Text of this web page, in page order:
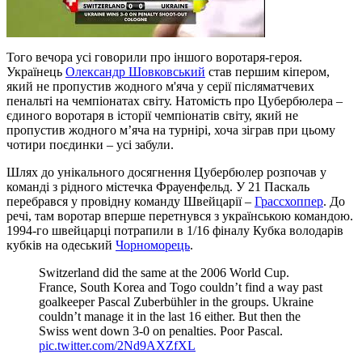
Того вечора усі говорили про іншого воротаря-героя.
Українець Олександр Шовковський став першим кіпером,
який не пропустив жодного м'яча у серії післяматчевих
пенальті на чемпіонатах світу. Натомість про Цубербюлера –
єдиного воротаря в історії чемпіонатів світу, який не
пропустив жодного м’яча на турнірі, хоча зіграв при цьому
чотири поєдинки – усі забули.
Шлях до унікального досягнення Цубербюлер розпочав у
команді з рідного містечка Фрауенфельд. У 21 Паскаль
перебрався у провідну команду Швейцарії – Грассхоппер. До
речі, там воротар вперше перетнувся з українською командою.
1994-го швейцарці потрапили в 1/16 фіналу Кубка володарів
кубків на одеський Чорноморець.
Switzerland did the same at the 2006 World Cup.
France, South Korea and Togo couldn’t find a way past
goalkeeper Pascal Zuberbühler in the groups. Ukraine
couldn’t manage it in the last 16 either. But then the
Swiss went down 3-0 on penalties. Poor Pascal.
pic.twitter.com/2Nd9AXZfXL